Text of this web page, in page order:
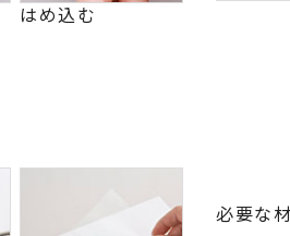
はめ込む
必要な